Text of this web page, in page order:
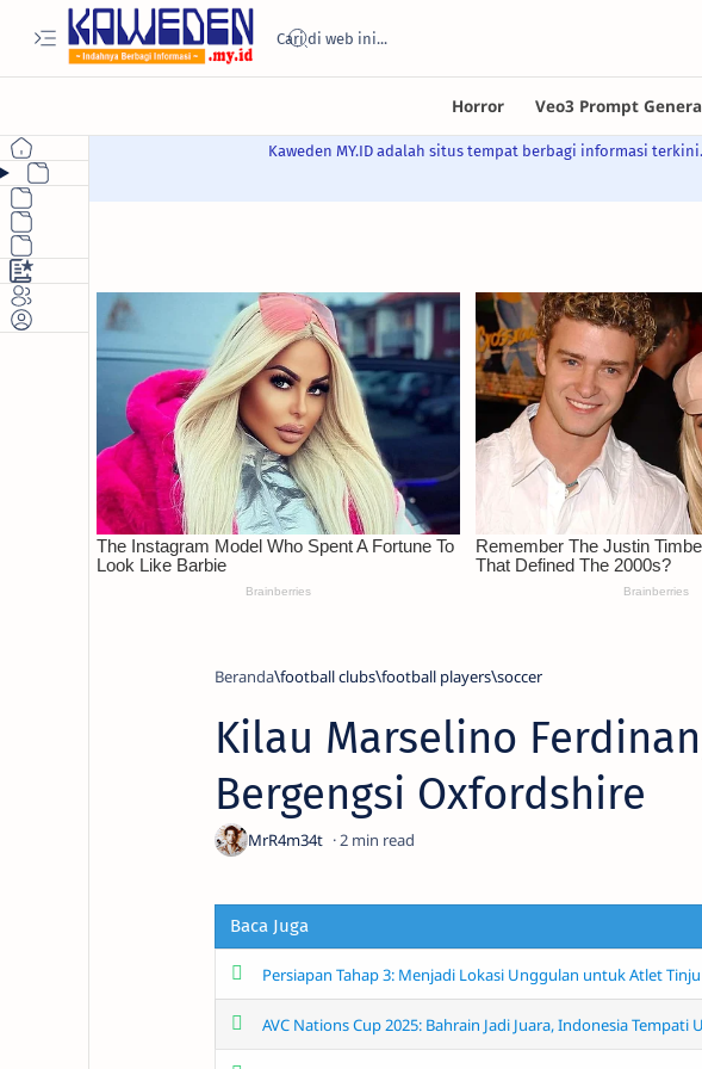
Kaweden MY.ID adalah situs tempat berbagi informasi
Beranda football clubs football players soccer
Kilau Marselino
Bergengsi Oxfordshire
2
Baca Juga
Persiapan Tahap 3: Menjadi Lokasi Unggulan untuk Atlet
AVC Nations Cup 2025: Bahrain Jadi Juara, Indonesia Tempati